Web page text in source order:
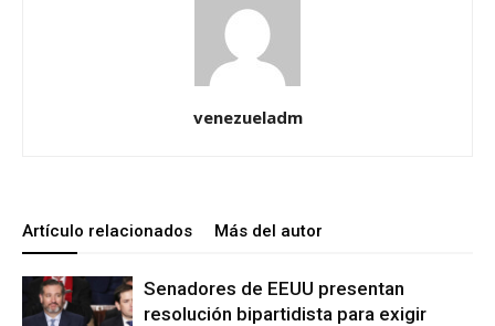
venezueladm
Artículo relacionados Más del autor
Senadores de EEUU presentan
resolución bipartidista para exigir